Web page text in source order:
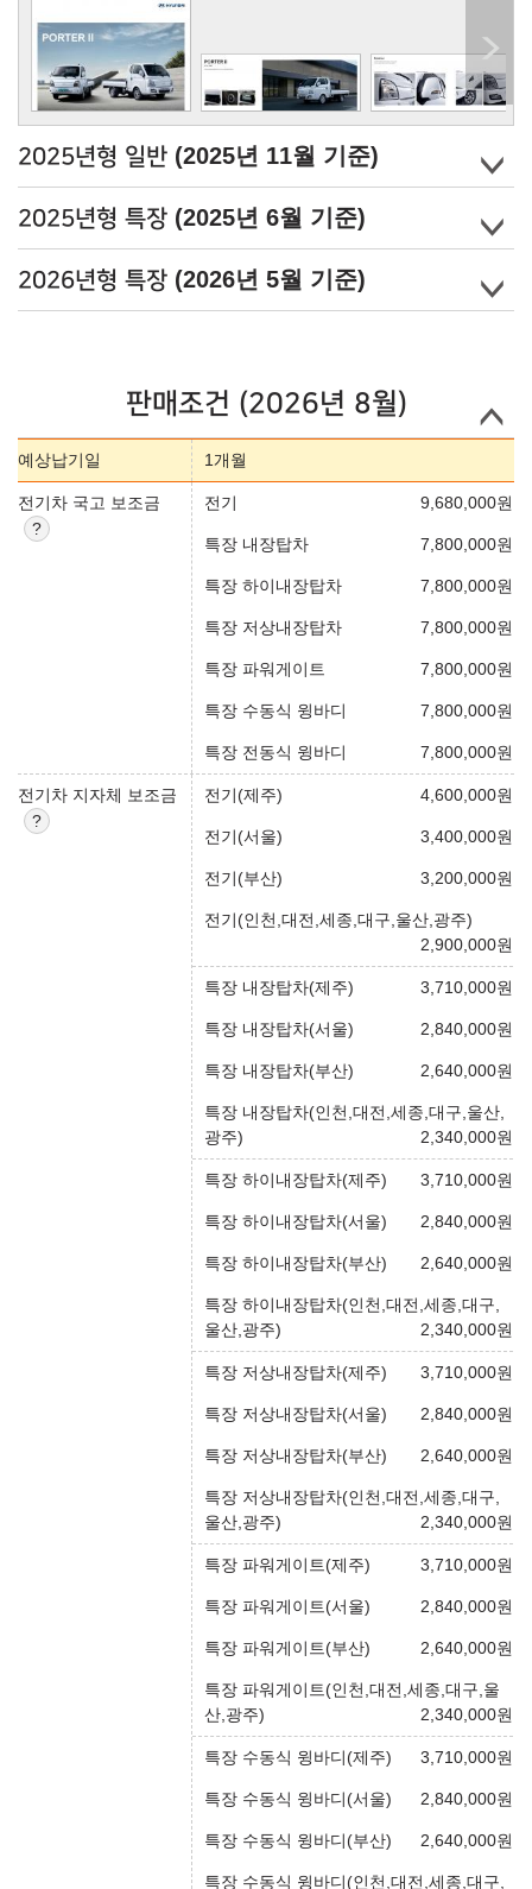
2025년형 일반 (2025년 11월 기준)
2025년형 특장 (2025년 6월 기준)
2026년형 특장 (2026년 5월 기준)
판매조건 (2026년 8월)
예상납기일 1개월
전기차 국고 보조금 전기 9,680,000원
특장 내장탑차 7,800,000원
특장 하이내장탑차 7,800,000원
특장 저상내장탑차 7,800,000원
특장 파워게이트 7,800,000원
특장 수동식 윙바디 7,800,000원
특장 전동식 윙바디 7,800,000원
전기차 지자체 보조금 전기(제주) 4,600,000원
전기(서울) 3,400,000원
전기(부산) 3,200,000원
전기(인천,대전,세종,대구,울산,광주)
2,900,000원
특장 내장탑차(제주) 3,710,000원
특장 내장탑차(서울) 2,840,000원
특장 내장탑차(부산) 2,640,000원
특장 내장탑차(인천,대전,세종,대구,울산,
광주)
2,340,000원
특장 하이내장탑차(제주) 3,710,000원
특장 하이내장탑차(서울) 2,840,000원
특장 하이내장탑차(부산) 2,640,000원
특장 하이내장탑차(인천,대전,세종,대구,
울산,광주)
2,340,000원
특장 저상내장탑차(제주) 3,710,000원
특장 저상내장탑차(서울) 2,840,000원
특장 저상내장탑차(부산) 2,640,000원
특장 저상내장탑차(인천,대전,세종,대구,
울산,광주)
2,340,000원
특장 파워게이트(제주) 3,710,000원
특장 파워게이트(서울) 2,840,000원
특장 파워게이트(부산) 2,640,000원
특장 파워게이트(인천,대전,세종,대구,울
산,광주)
2,340,000원
특장 수동식 윙바디(제주) 3,710,000원
특장 수동식 윙바디(서울) 2,840,000원
특장 수동식 윙바디(부산) 2,640,000원
특장 수동식 윙바디(인천,대전,세종,대구,